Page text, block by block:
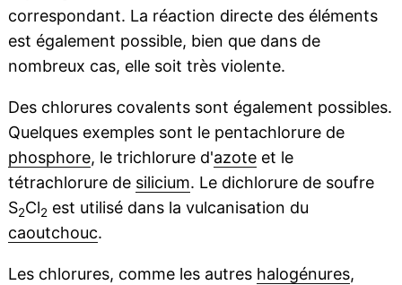
correspondant. La réaction directe des éléments
est également possible, bien que dans de
nombreux cas, elle soit très violente.
Des chlorures covalents sont également possibles.
Quelques exemples sont le pentachlorure de
phosphore, le trichlorure d'azoteet le
tétrachlorure de silicium. Le dichlorure de soufre
S2Cl2 est utilisé dans la vulcanisation du
caoutchouc.
Les chlorures, comme les autres halogénures,